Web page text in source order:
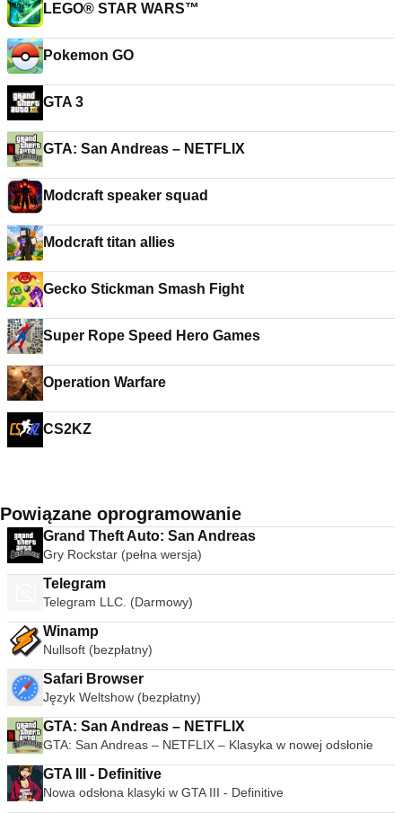
LEGO® STAR WARS™
Pokemon GO
GTA 3
GTA: San Andreas – NETFLIX
Modcraft speaker squad
Modcraft titan allies
Gecko Stickman Smash Fight
Super Rope Speed Hero Games
Operation Warfare
CS2KZ
Powiązane oprogramowanie
Grand Theft Auto: San Andreas
Gry Rockstar (pełna wersja)
Telegram
Telegram LLC. (Darmowy)
Winamp
Nullsoft (bezpłatny)
Safari Browser
Język Weltshow (bezpłatny)
GTA: San Andreas – NETFLIX
GTA: San Andreas – NETFLIX – Klasyka w nowej odsłonie
GTA III - Definitive
Nowa odsłona klasyki w GTA III - Definitive